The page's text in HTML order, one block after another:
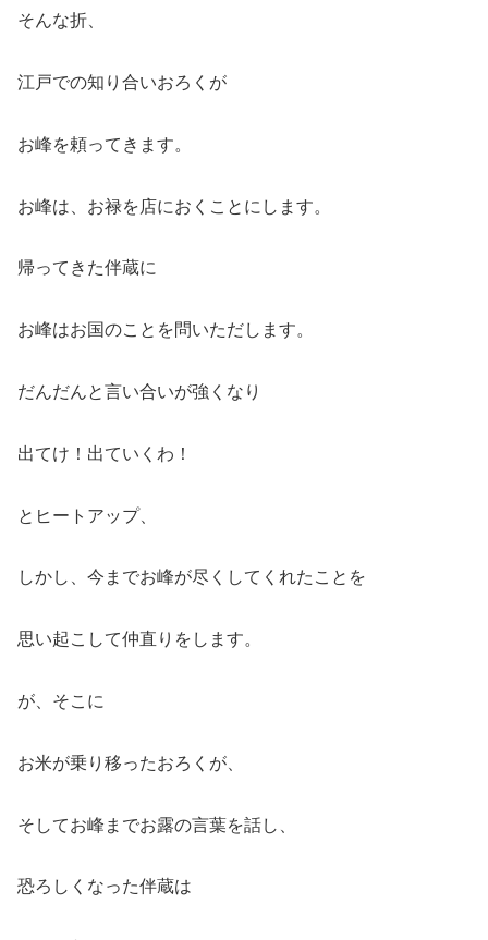
そんな折、
江戸での知り合いおろくが
お峰を頼ってきます。
お峰は、お禄を店におくことにします。
帰ってきた伴蔵に
お峰はお国のことを問いただします。
だんだんと言い合いが強くなり
出てけ！出ていくわ！
とヒートアップ、
しかし、今までお峰が尽くしてくれたことを
思い起こして仲直りをします。
が、そこに
お米が乗り移ったおろくが、
そしてお峰までお露の言葉を話し、
恐ろしくなった伴蔵は